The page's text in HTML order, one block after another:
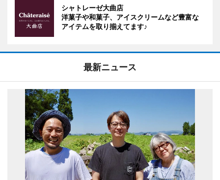
シャトレーゼ大曲店
洋菓子や和菓子、アイスクリームなど豊富な
アイテムを取り揃えてます♪
最新ニュース